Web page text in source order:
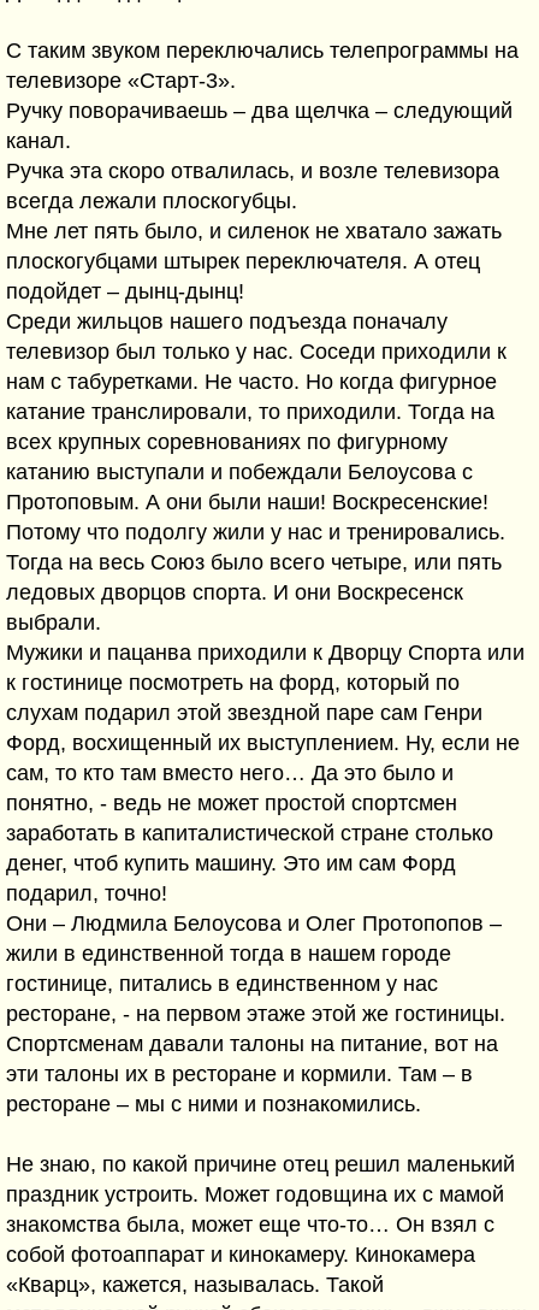
С таким звуком переключались телепрограммы на
телевизоре «Старт-3».
Ручку поворачиваешь – два щелчка – следующий
канал.
Ручка эта скоро отвалилась, и возле телевизора
всегда лежали плоскогубцы.
Мне лет пять было, и силенок не хватало зажать
плоскогубцами штырек переключателя. А отец
подойдет – дынц-дынц!
Среди жильцов нашего подъезда поначалу
телевизор был только у нас. Соседи приходили к
нам с табуретками. Не часто. Но когда фигурное
катание транслировали, то приходили. Тогда на
всех крупных соревнованиях по фигурному
катанию выступали и побеждали Белоусова с
Протоповым. А они были наши! Воскресенские!
Потому что подолгу жили у нас и тренировались.
Тогда на весь Союз было всего четыре, или пять
ледовых дворцов спорта. И они Воскресенск
выбрали.
Мужики и пацанва приходили к Дворцу Спорта или
к гостинице посмотреть на форд, который по
слухам подарил этой звездной паре сам Генри
Форд, восхищенный их выступлением. Ну, если не
сам, то кто там вместо него… Да это было и
понятно, - ведь не может простой спортсмен
заработать в капиталистической стране столько
денег, чтоб купить машину. Это им сам Форд
подарил, точно!
Они – Людмила Белоусова и Олег Протопопов –
жили в единственной тогда в нашем городе
гостинице, питались в единственном у нас
ресторане, - на первом этаже этой же гостиницы.
Спортсменам давали талоны на питание, вот на
эти талоны их в ресторане и кормили. Там – в
ресторане – мы с ними и познакомились.
Не знаю, по какой причине отец решил маленький
праздник устроить. Может годовщина их с мамой
знакомства была, может еще что-то… Он взял с
собой фотоаппарат и кинокамеру. Кинокамера
«Кварц», кажется, называлась. Такой